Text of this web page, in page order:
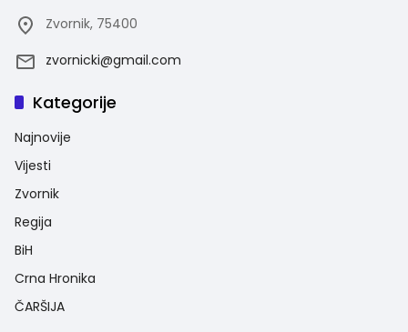
Zvornik, 75400
zvornicki@gmail.com
Kategorije
Najnovije
Vijesti
Zvornik
Regija
BiH
Crna Hronika
ČARŠIJA